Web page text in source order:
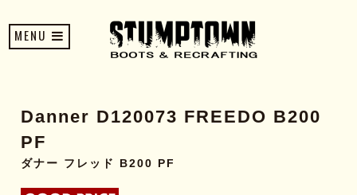
MENU
Danner D120073 FREEDO B200
PF
ダナー フレッド B200 PF